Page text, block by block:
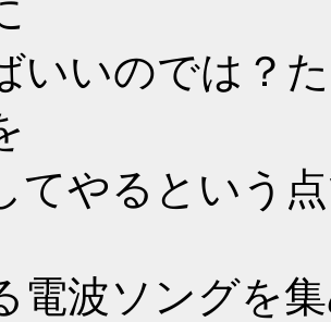
いいのでは？
てやるという
電波ソングを